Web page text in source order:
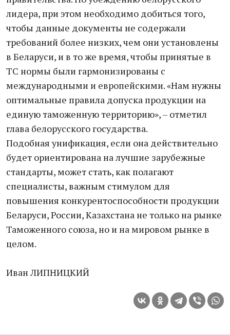
лидера, при этом необходимо добиться того,
чтобы данные документы не содержали
требований более низких, чем они установлены
в Беларуси, и в то же время, чтобы принятые в
ТС нормы были гармонизированы с
международными и европейскими. «Нам нужны
оптимальные правила допуска продукции на
единую таможенную территорию», – отметил
глава белорусского государства.
Подобная унификация, если она действительно
будет ориентирована на лучшие зарубежные
стандарты, может стать, как полагают
специалисты, важным стимулом для
повышения конкурентоспособности продукции
Беларуси, России, Казахстана не только на рынке
Таможенного союза, но и на мировом рынке в
целом.
Иван ЛИПНИЦКИЙ